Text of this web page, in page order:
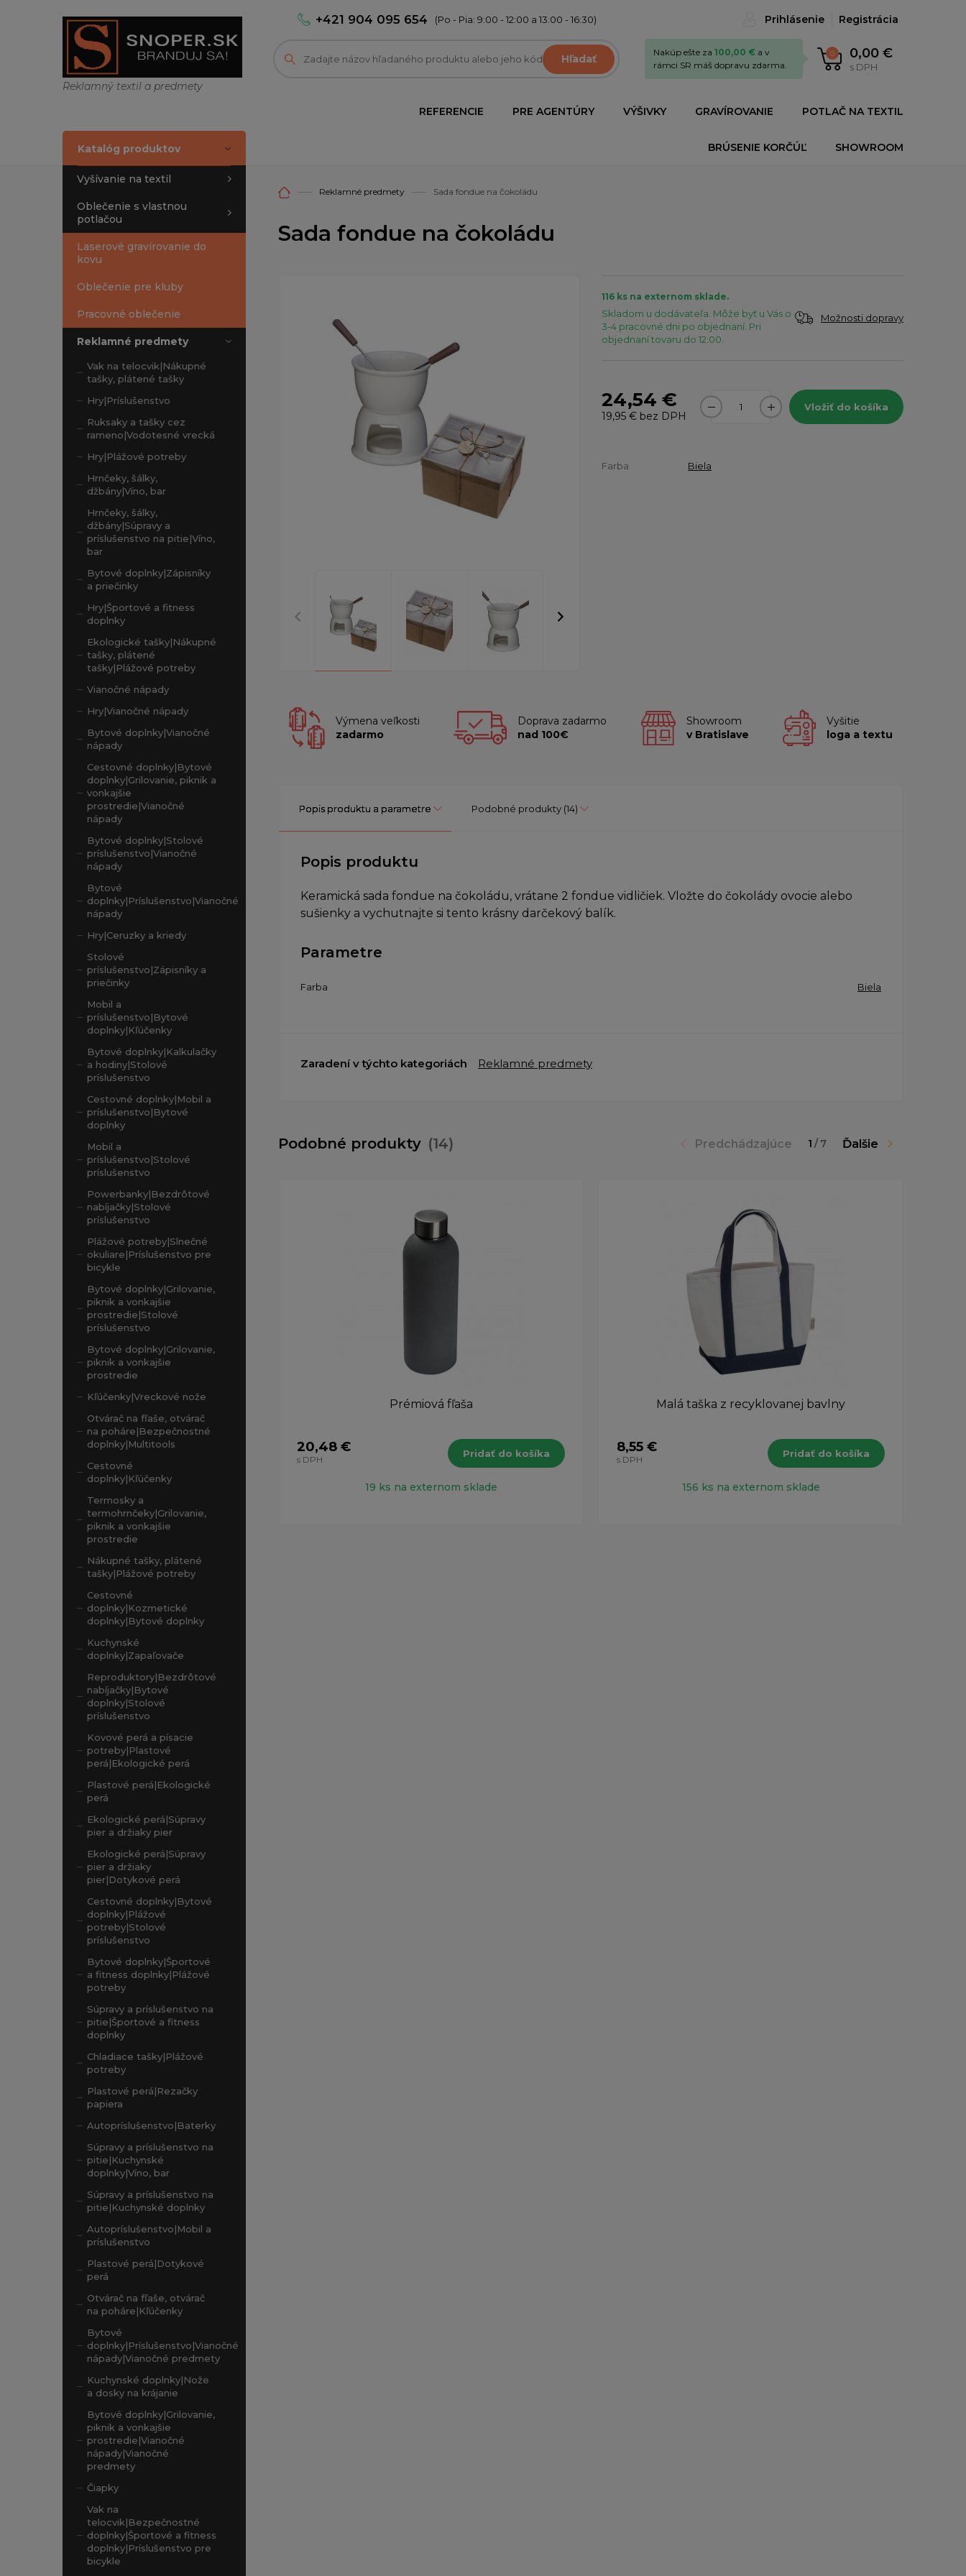
Reklamný textil a predmety
+421 904 095 654 (Po - Pia: 9:00 - 12:00 a 13:00 - 16:30) Prihlásenie Registrácia
Hľadať 0 0,00 €
s DPH
Nakúp ešte za 100,00 € a v
rámci SR máš dopravu zdarma.
REFERENCIE PRE AGENTÚRY VÝŠIVKY GRAVÍROVANIE POTLAČ NA TEXTIL
BRÚSENIE KORČÚĽ SHOWROOM
Katalóg produktov
Vyšívanie na textil
Oblečenie s vlastnou
potlačou
Laserové gravírovanie do
kovu
Oblečenie pre kluby
Pracovné oblečenie
Reklamné predmety
Vak na telocvik|Nákupné
tašky, plátené tašky
Hry|Príslušenstvo
Ruksaky a tašky cez
rameno|Vodotesné vrecká
Hry|Plážové potreby
Hrnčeky, šálky,
džbány|Víno, bar
Hrnčeky, šálky,
džbány|Súpravy a
príslušenstvo na pitie|Víno,
bar
Bytové doplnky|Zápisníky
a priečinky
Hry|Športové a fitness
doplnky
Ekologické tašky|Nákupné
tašky, plátené
tašky|Plážové potreby
Vianočné nápady
Hry|Vianočné nápady
Bytové doplnky|Vianočné
nápady
Cestovné doplnky|Bytové
doplnky|Grilovanie, piknik a
vonkajšie
prostredie|Vianočné
nápady
Bytové doplnky|Stolové
príslušenstvo|Vianočné
nápady
Bytové
doplnky|Príslušenstvo|Vianočné
nápady
Hry|Ceruzky a kriedy
Stolové
príslušenstvo|Zápisníky a
priečinky
Mobil a
príslušenstvo|Bytové
doplnky|Kľúčenky
Bytové doplnky|Kalkulačky
a hodiny|Stolové
príslušenstvo
Cestovné doplnky|Mobil a
príslušenstvo|Bytové
doplnky
Mobil a
príslušenstvo|Stolové
príslušenstvo
Powerbanky|Bezdrôtové
nabíjačky|Stolové
príslušenstvo
Plážové potreby|Slnečné
okuliare|Príslušenstvo pre
bicykle
Bytové doplnky|Grilovanie,
piknik a vonkajšie
prostredie|Stolové
príslušenstvo
Bytové doplnky|Grilovanie,
piknik a vonkajšie
prostredie
Kľúčenky|Vreckové nože
Otvárač na fľaše, otvárač
na poháre|Bezpečnostné
doplnky|Multitools
Cestovné
doplnky|Kľúčenky
Termosky a
termohrnčeky|Grilovanie,
piknik a vonkajšie
prostredie
Nákupné tašky, plátené
tašky|Plážové potreby
Cestovné
doplnky|Kozmetické
doplnky|Bytové doplnky
Kuchynské
doplnky|Zapaľovače
Reproduktory|Bezdrôtové
nabíjačky|Bytové
doplnky|Stolové
príslušenstvo
Kovové perá a písacie
potreby|Plastové
perá|Ekologické perá
Plastové perá|Ekologické
perá
Ekologické perá|Súpravy
pier a držiaky pier
Ekologické perá|Súpravy
pier a držiaky
pier|Dotykové perá
Cestovné doplnky|Bytové
doplnky|Plážové
potreby|Stolové
príslušenstvo
Bytové doplnky|Športové
a fitness doplnky|Plážové
potreby
Súpravy a príslušenstvo na
pitie|Športové a fitness
doplnky
Chladiace tašky|Plážové
potreby
Plastové perá|Rezačky
papiera
Autopríslušenstvo|Baterky
Súpravy a príslušenstvo na
pitie|Kuchynské
doplnky|Víno, bar
Súpravy a príslušenstvo na
pitie|Kuchynské doplnky
Autopríslušenstvo|Mobil a
príslušenstvo
Plastové perá|Dotykové
perá
Otvárač na fľaše, otvárač
na poháre|Kľúčenky
Bytové
doplnky|Príslušenstvo|Vianočné
nápady|Vianočné predmety
Kuchynské doplnky|Nože
a dosky na krájanie
Bytové doplnky|Grilovanie,
piknik a vonkajšie
prostredie|Vianočné
nápady|Vianočné
predmety
Čiapky
Vak na
telocvik|Bezpečnostné
doplnky|Športové a fitness
doplnky|Príslušenstvo pre
bicykle
Reklamné predmety Sada fondue na čokoládu
Sada fondue na čokoládu
116 ks na externom sklade.
Skladom u dodávateľa. Môže byť u Vás o
3-4 pracovné dni po objednaní. Pri
objednaní tovaru do 12:00.
Možnosti dopravy
24,54 €
19,95 € bez DPH
Vložiť do košíka
Farba Biela
Výmena veľkosti
zadarmo
Doprava zadarmo
nad 100€
Showroom
v Bratislave
Vyšitie
loga a textu
Popis produktu a parametre Podobné produkty (14)
Popis produktu
Keramická sada fondue na čokoládu, vrátane 2 fondue vidličiek. Vložte do čokolády ovocie alebo
sušienky a vychutnajte si tento krásny darčekový balík.
Parametre
Farba Biela
Zaradení v týchto kategoriách Reklamné predmety
Podobné produkty (14) Predchádzajúce 1 / 7 Ďalšie
Prémiová fľaša
20,48 €
s DPH
Pridať do košíka
19 ks na externom sklade
Malá taška z recyklovanej bavlny
8,55 €
s DPH
Pridať do košíka
156 ks na externom sklade